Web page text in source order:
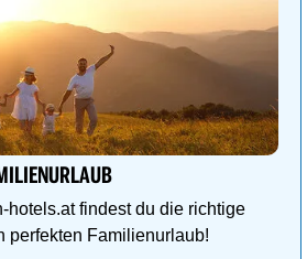
hotels.at findest du die richtige
perfekten Familienurlaub!